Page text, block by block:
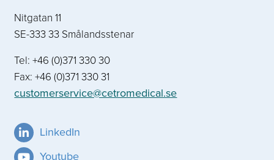
Nitgatan 11
SE-333 33 Smålandsstenar
Tel: +46 (0)371 330 30
Fax: +46 (0)371 330 31
customerservice@cetromedical.se
LinkedIn
Youtube